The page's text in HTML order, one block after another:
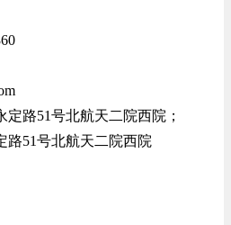
路51号北航天二院西院；
51号北航天二院西院